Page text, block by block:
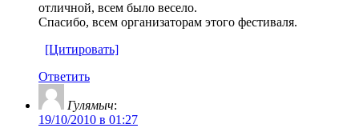
отличной, всем было весело.
Спасибо, всем организаторам этого фестиваля.
[Цитировать]
Ответить
Гулямыч:
19/10/2010 в 01:27